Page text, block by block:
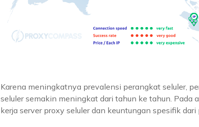
Karena meningkatnya prevalensi perangkat seluler,
seluler semakin meningkat dari tahun ke tahun. Pada
kerja server proxy seluler dan keuntungan spesifik dari